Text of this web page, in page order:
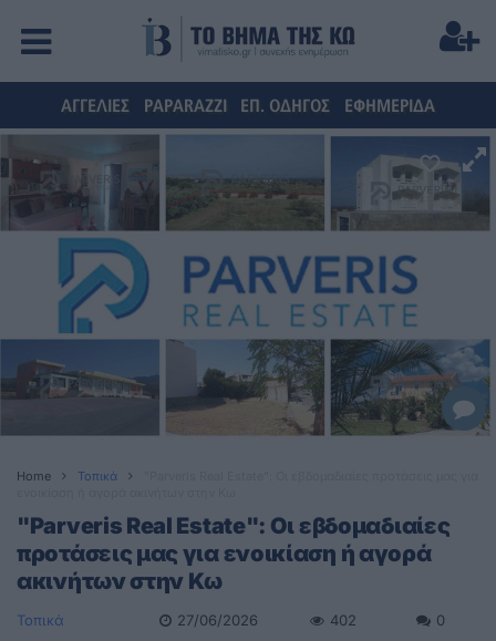
ΑΓΓΕΛΙΕΣ PAPARAZZI ΕΠ. ΟΔΗΓΟΣ ΕΦΗΜΕΡΙΔΑ
Home Τοπικά
"Parveris Real Estate": Οι εβδομαδιαίες
προτάσεις μας για ενοικίαση ή αγορά
ακινήτων στην Κω
Τοπικά 27/06/2026 402 0